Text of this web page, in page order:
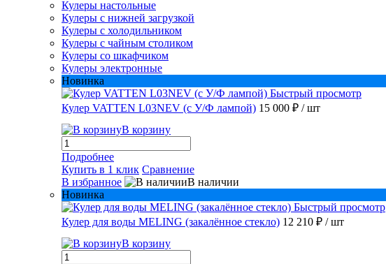
Кулеры настольные
Кулеры с нижней загрузкой
Кулеры с холодильником
Кулеры с чайным столиком
Кулеры со шкафчиком
Кулеры электронные
Новинка
Быстрый просмотр
Кулер VATTEN L03NEV (с У/Ф лампой) 15 000 ₽ / шт
В корзину
Подробнее
Купить в 1 клик Сравнение
В избранное
В наличии
Новинка
Быстрый просмотр
Кулер для воды MELING (закалённое стекло) 12 210 ₽ / шт
В корзину